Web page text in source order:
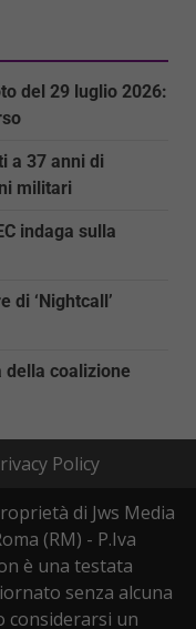
del 29 luglio 2026:
a 37 anni di
militari
indaga sulla
di ‘Nightcall’
della coalizione
Policy
di Jws Media
(RM) - P.Iva
è una testata
senza alcuna
considerarsi un